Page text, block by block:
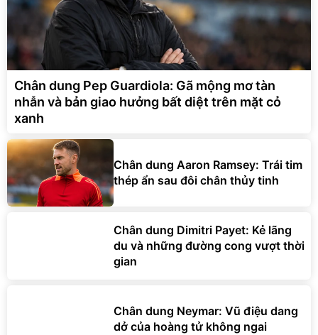
Chân dung Pep Guardiola: Gã mộng mơ tàn
nhẫn và bản giao hưởng bất diệt trên mặt cỏ
xanh
Chân dung Aaron Ramsey: Trái tim
thép ẩn sau đôi chân thủy tinh
Chân dung Dimitri Payet: Kẻ lãng
du và những đường cong vượt thời
gian
Chân dung Neymar: Vũ điệu dang
dở của hoàng tử không ngai